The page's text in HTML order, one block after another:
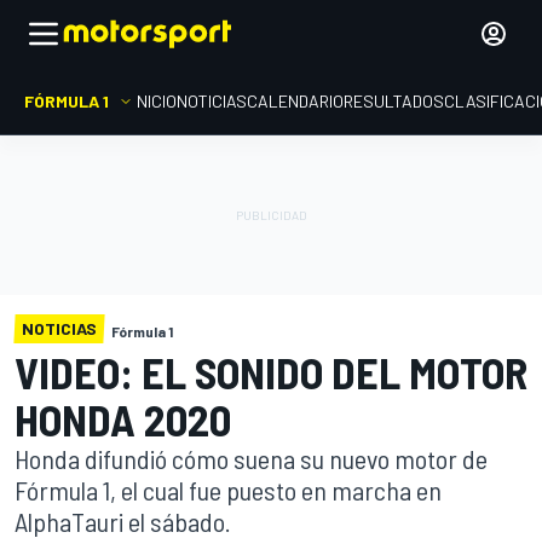
FÓRMULA 1 INICIONOTICIASCALENDARIORESULTADOS
NOTICIAS Fórmula 1
VIDEO: EL SONIDO DEL MOTOR
HONDA 2020
Honda difundió cómo suena su nuevo motor de
Fórmula 1, el cual fue puesto en marcha en
AlphaTauri el sábado.